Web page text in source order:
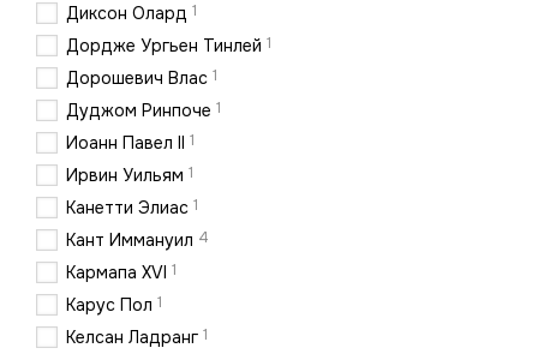
Диксон Олард 1
Дордже Ургьен Тинлей 1
Дорошевич Влас 1
Дуджом Ринпоче 1
Иоанн Павел II 1
Ирвин Уильям 1
Канетти Элиас 1
Кант Иммануил 4
Кармапа XVI 1
Карус Пол 1
Келсан Ладранг 1